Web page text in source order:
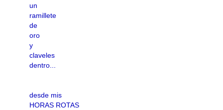
un
ramillete
de
oro
y
claveles
dentro...
desde mis
HORAS ROTAS